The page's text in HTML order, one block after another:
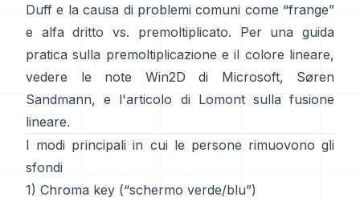
Duff e la causa di problemi comuni come “frange”
e alfa dritto vs. premoltiplicato. Per una guida
pratica sulla premoltiplicazione e il colore lineare,
vedere
le note Win2D di Microsoft,
Søren
Sandmann, e l'articolo di Lomont sulla fusione
lineare.
I modi principali in cui le persone rimuovono gli
sfondi
1) Chroma key (“schermo verde/blu”)